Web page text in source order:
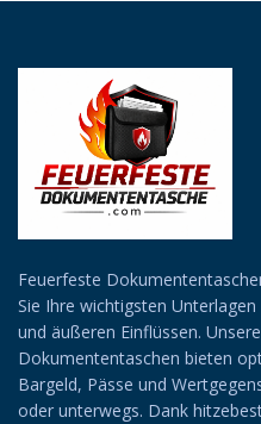
Feuerfeste
Sie Ihre wichtigsten
und äußeren Einflüssen.
Dokumententaschen bieten
Bargeld, Pässe und
oder unterwegs. Dank